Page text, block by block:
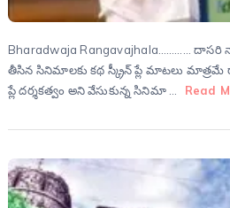
Bharadwaja Rangavajhala…………
తీసిన సినిమాలకు కథ స్క్రీన్ ప్లే మాటలు మాత్రమే
ప్లే దర్శకత్వం అని వేసుకున్న సినిమా …
Read